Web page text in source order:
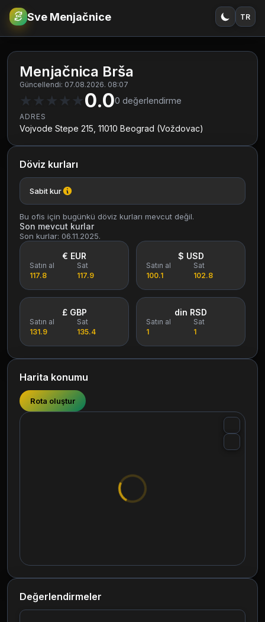
€RSD Sve Menjačnice TR
Menjačnica Brša
Güncellendi: 07.08.2026. 08:07
★ ★ ★ ★ ★0.00 değerlendirme
ADRES
Vojvode Stepe 215, 11010 Beograd (Voždovac)
Döviz kurları
Sabit kur
Bu ofis için bugünkü döviz kurları mevcut değil.
Son mevcut kurlar
Son kurlar: 06.11.2025.
€ EUR
Satın al
117.8
Sat
117.9
$ USD
Satın al
100.1
Sat
102.8
£ GBP
Satın al
131.9
Sat
135.4
din RSD
Satın al
1
Sat
1
Harita konumu
Rota oluştur
Değerlendirmeler